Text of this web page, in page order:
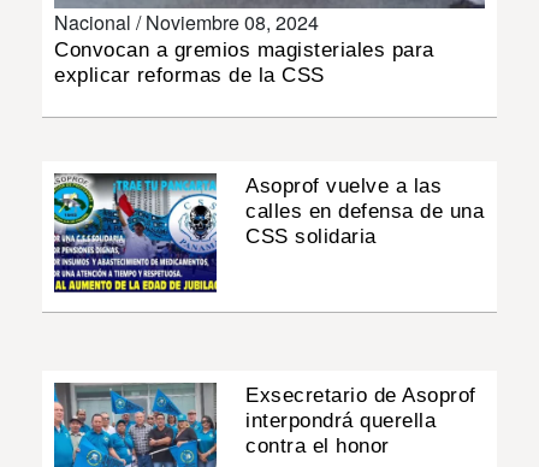
Nacional /Noviembre 08, 2024
Convocan a gremios magisteriales para
explicar reformas de la CSS
Asoprof vuelve a las
calles en defensa de una
CSS solidaria
Exsecretario de Asoprof
interpondrá querella
contra el honor